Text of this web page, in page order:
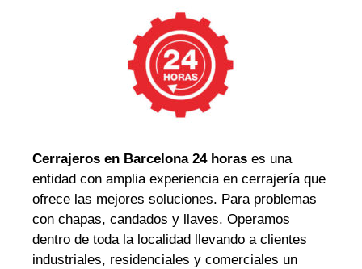
Cerrajeros en Barcelona 24 horas es una
entidad con amplia experiencia en cerrajería que
ofrece las mejores soluciones. Para problemas
con chapas, candados y llaves. Operamos
dentro de toda la localidad llevando a clientes
industriales, residenciales y comerciales un